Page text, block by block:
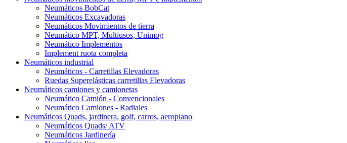
Neumáticos BobCat
Neumáticos Excavadoras
Neumáticos Movimientos de tierra
Neumático MPT, Multiusos, Unimog
Neumático Implementos
Implement ruota completa
Neumáticos industrial
Neumáticos - Carretillas Elevadoras
Ruedas Superelásticas carretillas Elevadoras
Neumáticos camiones y camionetas
Neumático Camión - Convencionales
Neumático Camiones - Radiales
Neumáticos Quads, jardinera, golf, carros, aeroplano
Neumáticos Quads/ ATV
Neumáticos Jardinería